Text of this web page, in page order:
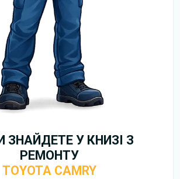
ЗНАЙДЕТЕ У КНИЗІ З
РЕМОНТУ
TOYOTA CAMRY